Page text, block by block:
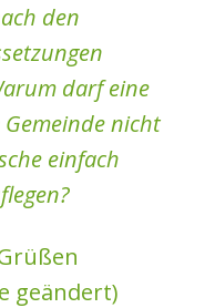
den
darf eine
nicht
einfach
geändert)